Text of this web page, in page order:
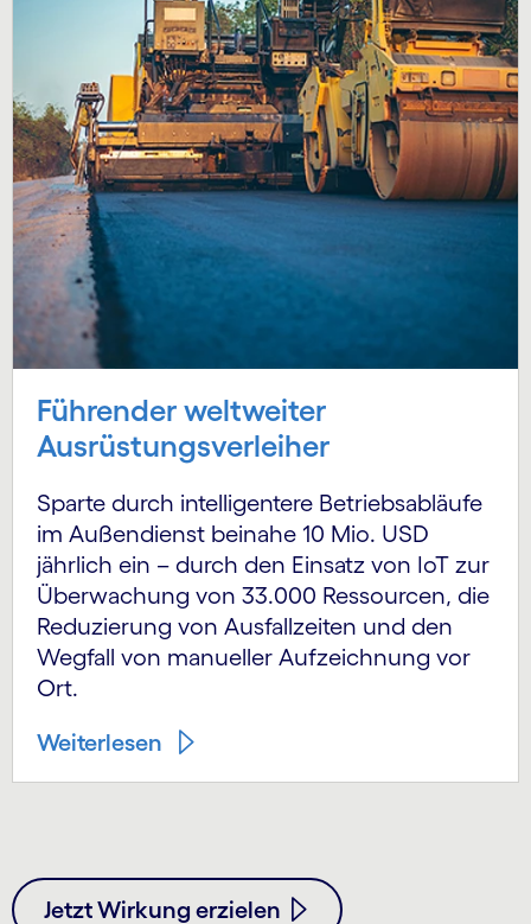
Führender weltweiter
Ausrüstungsverleiher
Sparte durch intelligentere Betriebsabläufe
im Außendienst beinahe 10 Mio. USD
jährlich ein – durch den Einsatz von IoT zur
Überwachung von 33.000 Ressourcen, die
Reduzierung von Ausfallzeiten und den
Wegfall von manueller Aufzeichnung vor
Ort.
Weiterlesen
Jetzt Wirkung erzielen